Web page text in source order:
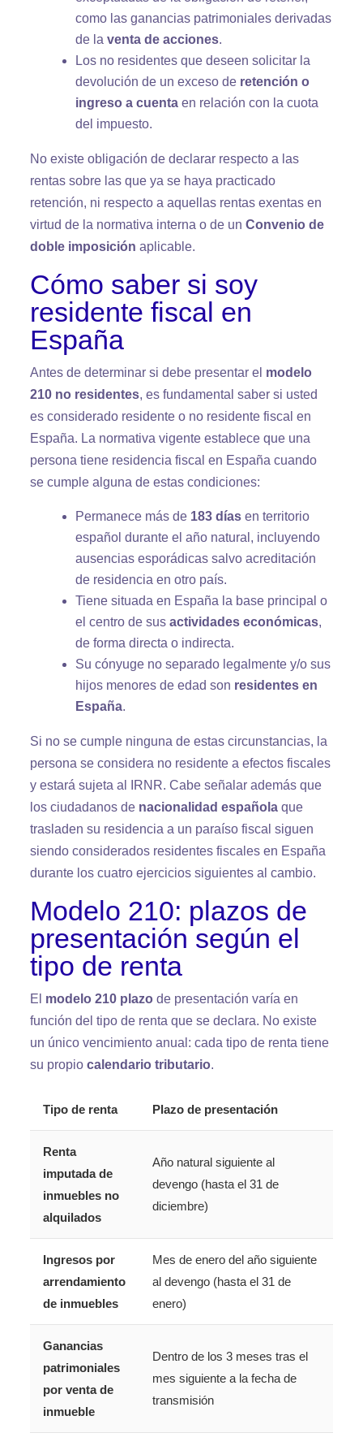
como las ganancias patrimoniales derivadas
de la venta de acciones.
Los no residentes que deseen solicitar la
devolución de un exceso de retención o
ingreso a cuentaen relación con la cuota
del impuesto.
No existe obligación de declarar respecto a las
rentas sobre las que ya se haya practicado
retención, ni respecto a aquellas rentas exentas en
virtud de la normativa interna o de un Convenio de
doble imposición aplicable.
Cómo saber si soy
residente fiscal en
España
Antes de determinar si debe presentar el modelo
210 no residentes, es fundamental saber si usted
es considerado residente o no residente fiscal en
España. La normativa vigente establece que una
persona tiene residencia fiscal en España cuando
se cumple alguna de estas condiciones:
Permanece más de 183 díasen territorio
español durante el año natural, incluyendo
ausencias esporádicas salvo acreditación
de residencia en otro país.
Tiene situada en España la base principal o
el centro de sus actividades económicas,
de forma directa o indirecta.
Su cónyuge no separado legalmente y/o sus
hijos menores de edad son residentes en
España.
Si no se cumple ninguna de estas circunstancias, la
persona se considera no residente a efectos fiscales
y estará sujeta al IRNR. Cabe señalar además que
los ciudadanos de nacionalidad españolaque
trasladen su residencia a un paraíso fiscal siguen
siendo considerados residentes fiscales en España
durante los cuatro ejercicios siguientes al cambio.
Modelo 210: plazos de
presentación según el
tipo de renta
El modelo 210 plazode presentación varía en
función del tipo de renta que se declara. No existe
un único vencimiento anual: cada tipo de renta tiene
su propio calendario tributario.
Tipo de renta Plazo de presentación
Renta
imputada de
inmuebles no
alquilados
Año natural siguiente al
devengo (hasta el 31 de
diciembre)
Ingresos por
arrendamiento
de inmuebles
Mes de enero del año siguiente
al devengo (hasta el 31 de
enero)
Ganancias
patrimoniales
por venta de
inmueble
Dentro de los 3 meses tras el
mes siguiente a la fecha de
transmisión